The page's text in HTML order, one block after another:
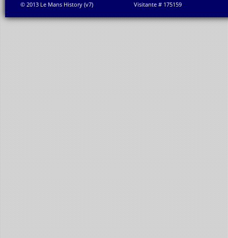
© 2013 Le Mans History (v7) Visitante # 175159